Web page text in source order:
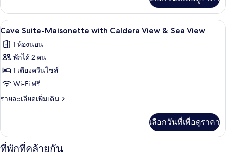
Caldera
View
&
Sea
View
เกี่ยว
กับ
Two
Maisonette
with
Caldera
View
&
View
เปิด
ภาพถ่าย
ทั้งหมด
ของ
Cave
Suite-
Caldera
View
&
เครื่องนอนระดับพรีเมียม, เตียงพร้อม
5
Cave Suite-Maisonette with Caldera View & Sea View
1 ห้องนอน
พักได้ 2 คน
1 เตียงควีนไซส์
Wi-Fi ฟรี
รายละเอียดเพิ่มเติม
ราย
เกี่ยว
กับ
Cave
เลือกวันที่เพื่อดูราคา
ที่พักที่คล้ายกัน